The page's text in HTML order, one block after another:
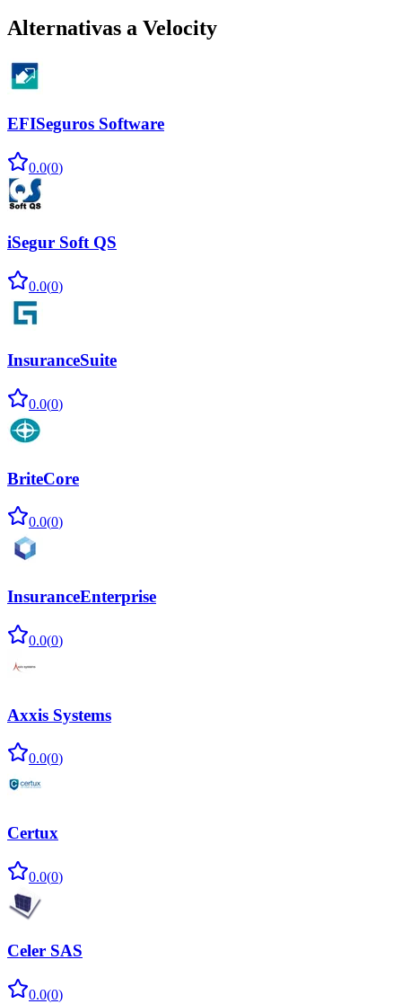
Alternativas a Velocity
EFISeguros Software
0.0(0)
iSegur Soft QS
0.0(0)
InsuranceSuite
0.0(0)
BriteCore
0.0(0)
InsuranceEnterprise
0.0(0)
Axxis Systems
0.0(0)
Certux
0.0(0)
Celer SAS
0.0(0)